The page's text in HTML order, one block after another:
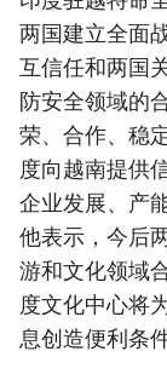
两国建立全面
互信任和两国
防安全领域的
荣、合作、稳
度向越南提供
企业发展、产
他表示，今后
游和文化领域
度文化中心将
息创造便利条